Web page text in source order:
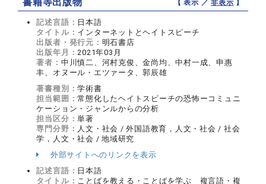
書籍等出版物 【 表示 ／非表示 】
記述言語： 日本語
タイトル： インターネットとヘイトスピーチ
出版者・発行元： 明石書店
出版年月：2021年03月
著者： 中川慎二、河村克俊、金尚均、中村一成、申惠
丰、オヌール・エツァータ、郭辰雄
著書種別：学術書
担当範囲：常態化したヘイトスピーチの恐怖ーコミュニ
ケーション・ジャンルからの分析
担当区分：単著
専門分野： 人文・社会 / 外国語教育，人文・社会 / 社会
学，人文・社会 / 地域研究
外部サイトへのリンクを表示
記述言語： 日本語
タイトル： ことばを教える・ことばを学ぶ 複言語・複